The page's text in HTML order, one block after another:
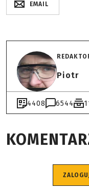
EMAIL
Piotr
4408 6544